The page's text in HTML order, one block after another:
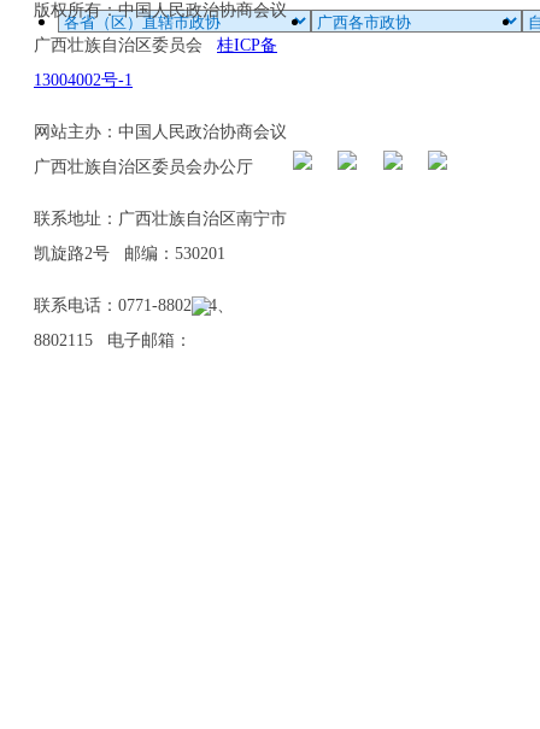
版权所有：中国人民政治协商会议
广西壮族自治区委员会 桂ICP备
13004002号-1
网站主办：中国人民政治协商会议
广西壮族自治区委员会办公厅
联系地址：广西壮族自治区南宁市
凯旋路2号 邮编：530201
联系电话：0771-8802114、
8802115 电子邮箱：